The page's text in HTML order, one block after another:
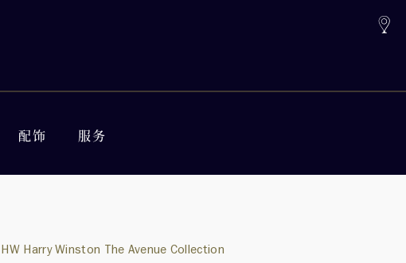
配饰 服务
HW Harry Winston The Avenue Collection